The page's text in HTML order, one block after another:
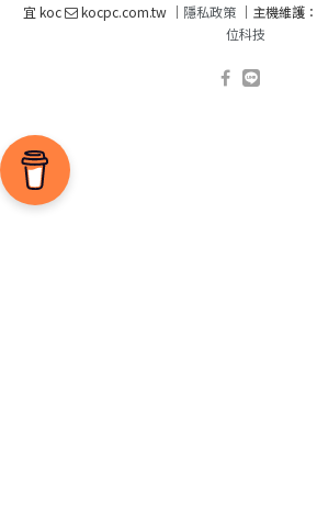
宜 koc
kocpc.com.tw ｜ 隱私政策｜主機維護：
位科技